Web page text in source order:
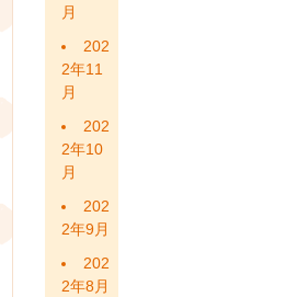
月
202
2年11
月
202
2年10
月
202
2年9月
202
2年8月